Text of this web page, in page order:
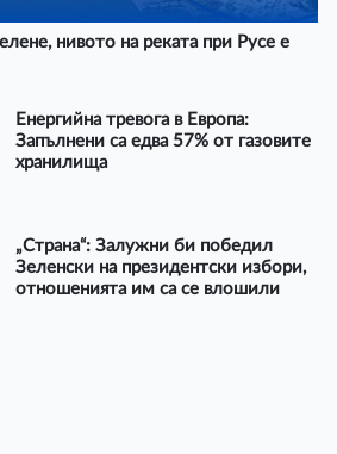
нивото на реката при Русе е
Енергийна тревога в Европа:
Запълнени са едва 57% от газовите
хранилища
„Страна“: Залужни би победил
Зеленски на президентски избори,
отношенията им са се влошили